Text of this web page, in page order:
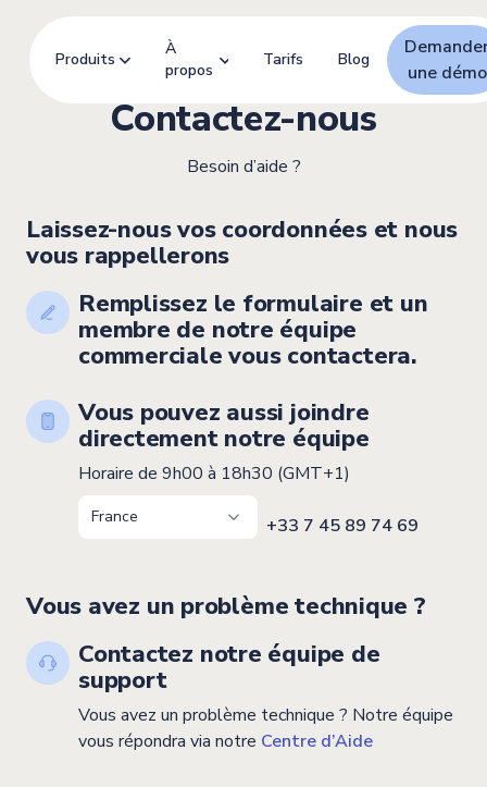
Produits
À
propos
Tarifs Blog
une démo
Contactez-nous
Besoin d’aide ?
Laissez-nous vos coordonnées et nous
vous rappellerons
Remplissez le formulaire et un
membre de notre équipe
commerciale vous contactera.
Vous pouvez aussi joindre
directement notre équipe
Horaire de 9h00 à 18h30 (GMT+1)
+33 7 45 89 74 69
Vous avez un problème technique ?
Contactez notre équipe de
support
Vous avez un problème technique ? Notre équipe
vous répondra via notre Centre d’Aide